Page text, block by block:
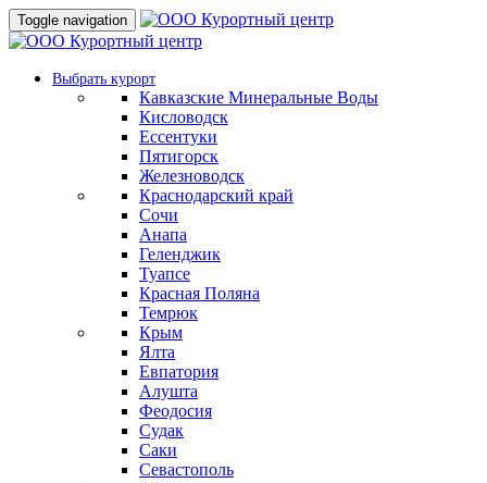
Toggle navigation
Выбрать курорт
Кавказские Минеральные Воды
Кисловодск
Ессентуки
Пятигорск
Железноводск
Краснодарский край
Сочи
Анапа
Геленджик
Туапсе
Красная Поляна
Темрюк
Крым
Ялта
Евпатория
Алушта
Феодосия
Судак
Саки
Севастополь